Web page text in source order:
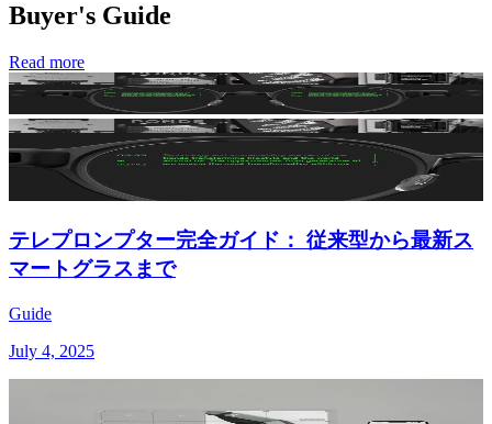
Buyer's Guide
Read more
テレプロンプター完全ガイド： 従来型から最新ス
マートグラスまで
Guide
July 4, 2025